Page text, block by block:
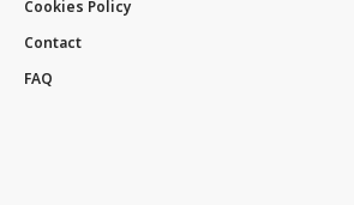
Cookies Policy
Contact
FAQ